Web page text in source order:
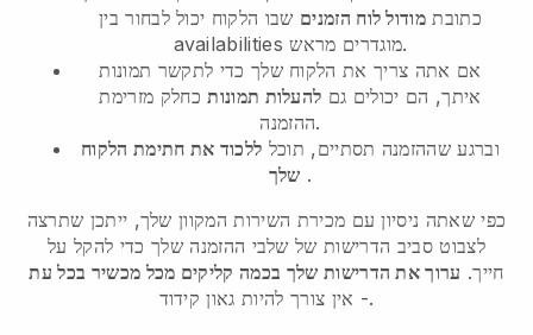
כתובת מודול לוח הזמנים שבו הלקוח יכול לבחור בין
availabilities מוגדרים מראש.
אם אתה צריך את הלקוח שלך כדי לתקשר תמונות
איתך, הם יכולים גם להעלות תמונותכחלק מזרימת
ההזמנה.
וברגע שההזמנה תסתיים, תוכל ללכוד את חתימת הלקוח
שלך .
כפי שאתה ניסיון עם מכירת השירות המקוון שלך, ייתכן שתרצה
לצבוט סביב הדרישות של שלבי ההזמנה שלך כדי להקל על
חייך. ערוך את הדרישות שלך בכמה קליקים מכל מכשיר בכל עת
- אין צורך להיות גאון קידוד.